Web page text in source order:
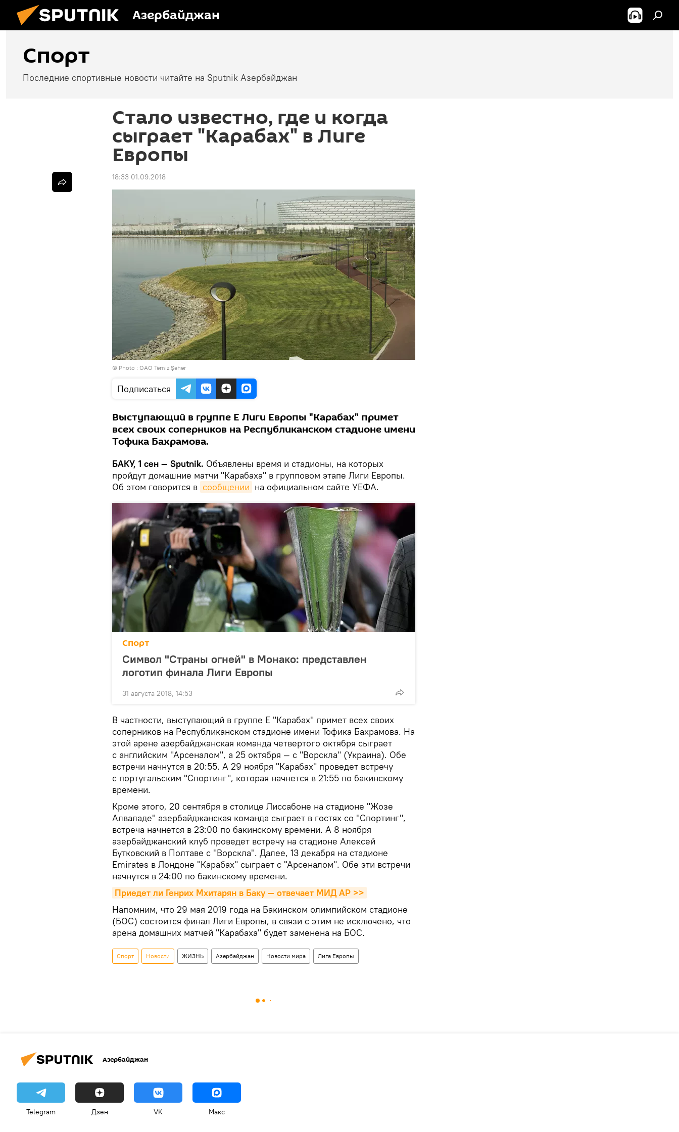
Азербайджан
Спорт
Последние спортивные новости читайте на Sputnik Азербайджан
Стало известно, где и когда
сыграет "Карабах" в Лиге
Европы
18:33 01.09.2018
© Photo : ОАО Təmiz Şəhər
Подписаться
Выступающий в группе Е Лиги Европы "Карабах" примет
всех своих соперников на Республиканском стадионе имени
Тофика Бахрамова.
БАКУ, 1 сен — Sputnik. Объявлены время и стадионы, на которых
пройдут домашние матчи "Карабаха" в групповом этапе Лиги Европы.
Об этом говорится в сообщении на официальном сайте УЕФА.
Спорт
Символ "Страны огней" в Монако: представлен
логотип финала Лиги Европы
31 августа 2018, 14:53
В частности, выступающий в группе Е "Карабах" примет всех своих
соперников на Республиканском стадионе имени Тофика Бахрамова. На
этой арене азербайджанская команда четвертого октября сыграет
с английским "Арсеналом", а 25 октября — с "Ворскла" (Украина). Обе
встречи начнутся в 20:55. А 29 ноября "Карабах" проведет встречу
с португальским "Спортинг", которая начнется в 21:55 по бакинскому
времени.
Кроме этого, 20 сентября в столице Лиссабоне на стадионе "Жозе
Алваладе" азербайджанская команда сыграет в гостях со "Спортинг",
встреча начнется в 23:00 по бакинскому времени. А 8 ноября
азербайджанский клуб проведет встречу на стадионе Алексей
Бутковский в Полтаве с "Ворскла". Далее, 13 декабря на стадионе
Emirates в Лондоне "Карабах" сыграет с "Арсеналом". Обе эти встречи
начнутся в 24:00 по бакинскому времени.
Приедет ли Генрих Мхитарян в Баку — отвечает МИД АР >>
Напомним, что 29 мая 2019 года на Бакинском олимпийском стадионе
(БОС) состоится финал Лиги Европы, в связи с этим не исключено, что
арена домашних матчей "Карабаха" будет заменена на БОС.
Спорт Новости ЖИЗНЬ Азербайджан Новости мира Лига Европы
Азербайджан
Telegram Дзен VK Макс